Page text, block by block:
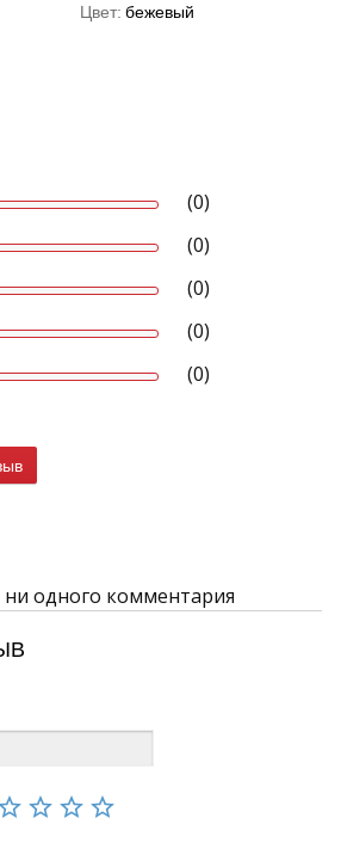
Цвет бежевый
(0)
(0)
(0)
(0)
(0)
одного комментария